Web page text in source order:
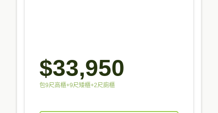
$33,950
包9尺高櫃+9尺矮櫃+2尺廁櫃